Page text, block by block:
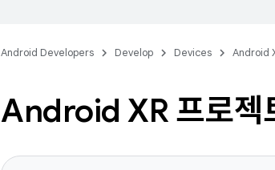
Android Developers Develop Devices Android
Android XR 프로젝